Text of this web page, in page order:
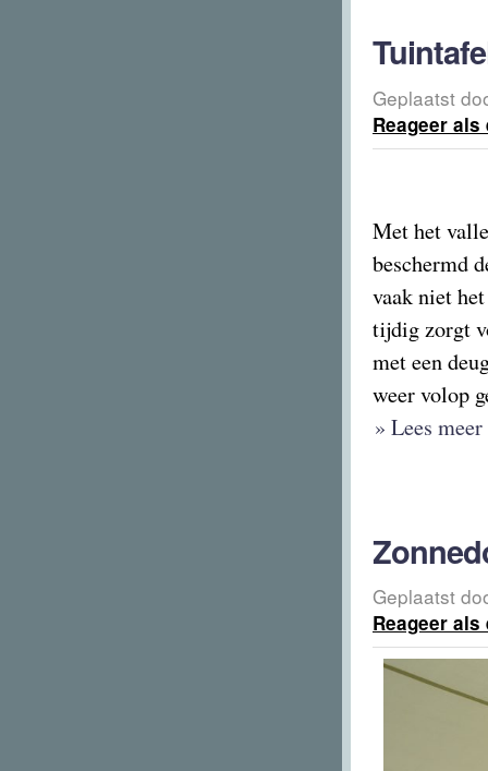
Geplaatst
Reageer
Met het
beschermd
vaak niet
tijdig zorgt
met een
weer volop
» Lees
Geplaatst
Reageer